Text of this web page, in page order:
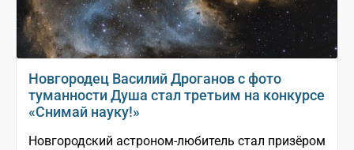
Новгородец Василий Дроганов с фото
туманности Душа стал третьим на конкурсе
«Снимай науку!»
Новгородский астроном-любитель стал призёром